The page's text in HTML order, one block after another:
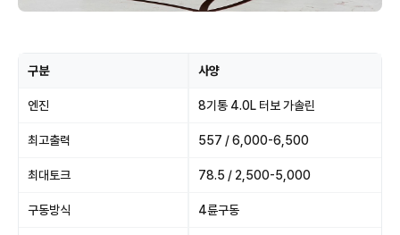
구분 사양
엔진 8기통 4.0L 터보 가솔린
최고출력 557 / 6,000-6,500
최대토크 78.5 / 2,500-5,000
구동방식 4륜구동